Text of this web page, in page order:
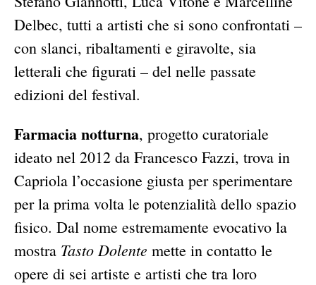
Delbec, tutti a artisti che si sono confrontati –
con slanci, ribaltamenti e giravolte, sia
letterali che figurati – del nelle passate
edizioni del festival.
Farmacia notturna, progetto curatoriale
ideato nel 2012 da Francesco Fazzi, trova in
Capriola l’occasione giusta per sperimentare
per la prima volta le potenzialità dello spazio
fisico. Dal nome estremamente evocativo la
mostra Tasto Dolente mette in contatto le
opere di sei artiste e artisti che tra loro